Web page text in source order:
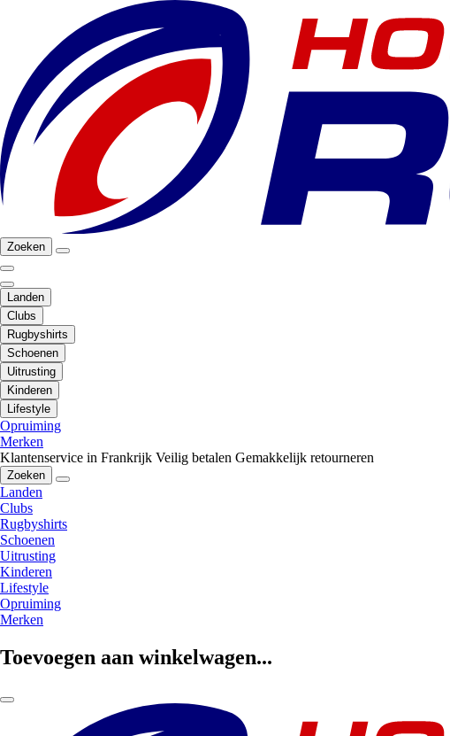
Zoeken
Landen
Clubs
Rugbyshirts
Schoenen
Uitrusting
Kinderen
Lifestyle
Opruiming
Merken
Klantenservice in Frankrijk Veilig betalen Gemakkelijk retourneren
Zoeken
Landen
Clubs
Rugbyshirts
Schoenen
Uitrusting
Kinderen
Lifestyle
Opruiming
Merken
Toevoegen aan winkelwagen...